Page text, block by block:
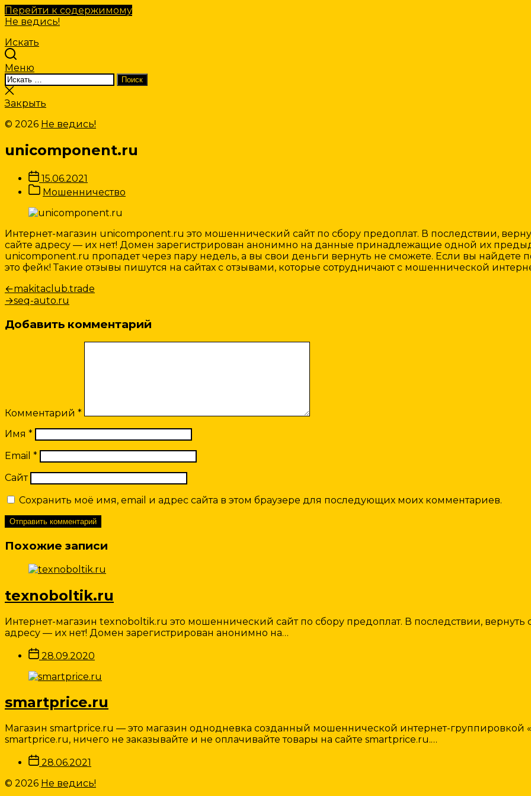
Перейти к содержимому
Не ведись!
Искать
Меню
Искать:
Поиск
Закрыть
поиск
Закрыть
© 2026 Не ведись!
unicomponent.ru
Дата
записи
15.06.2021
Категории
Записи
Мошенничество
Интернет-магазин unicomponent.ru это мошеннический сайт по сбору предоплат. В последствии,
сайте адресу — их нет! Домен зарегистрирован анонимно на данные принадлежащие одной их
unicomponent.ru пропадет через пару недель, а вы свои деньги вернуть не сможете. Если вы найдете
это фейк! Такие отзывы пишутся на сайтах с отзывами, которые сотрудничают с мошеннической
Навигация
по
записям
←Предыдущая
запись:
makitaclub.trade
→Следующая
seq-auto.ru
Добавить комментарий
Комментарий *
Имя *
Email *
Сайт
Сохранить моё имя, email и адрес сайта в этом браузере для последующих моих комментариев.
Похожие записи
texnoboltik.ru
Интернет-магазин texnoboltik.ru это мошеннический сайт по сбору предоплат. В последствии,
адресу — их нет! Домен зарегистрирован анонимно на…
Дата
записи
28.09.2020
smartprice.ru
Магазин smartprice.ru — это магазин однодневка созданный мошеннической интернет-группировкой
smartprice.ru, ничего не заказывайте и не оплачивайте товары на сайте smartprice.ru.…
Дата28.06.2021
© 2026 Не ведись!